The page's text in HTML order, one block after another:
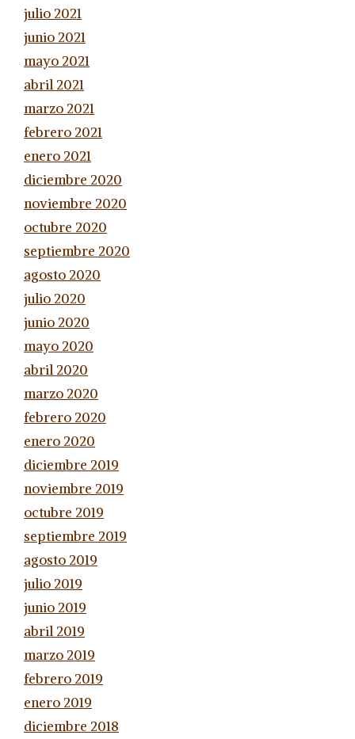
julio 2021
junio 2021
mayo 2021
abril 2021
marzo 2021
febrero 2021
enero 2021
diciembre 2020
noviembre 2020
octubre 2020
septiembre 2020
agosto 2020
julio 2020
junio 2020
mayo 2020
abril 2020
marzo 2020
febrero 2020
enero 2020
diciembre 2019
noviembre 2019
octubre 2019
septiembre 2019
agosto 2019
julio 2019
junio 2019
abril 2019
marzo 2019
febrero 2019
enero 2019
diciembre 2018